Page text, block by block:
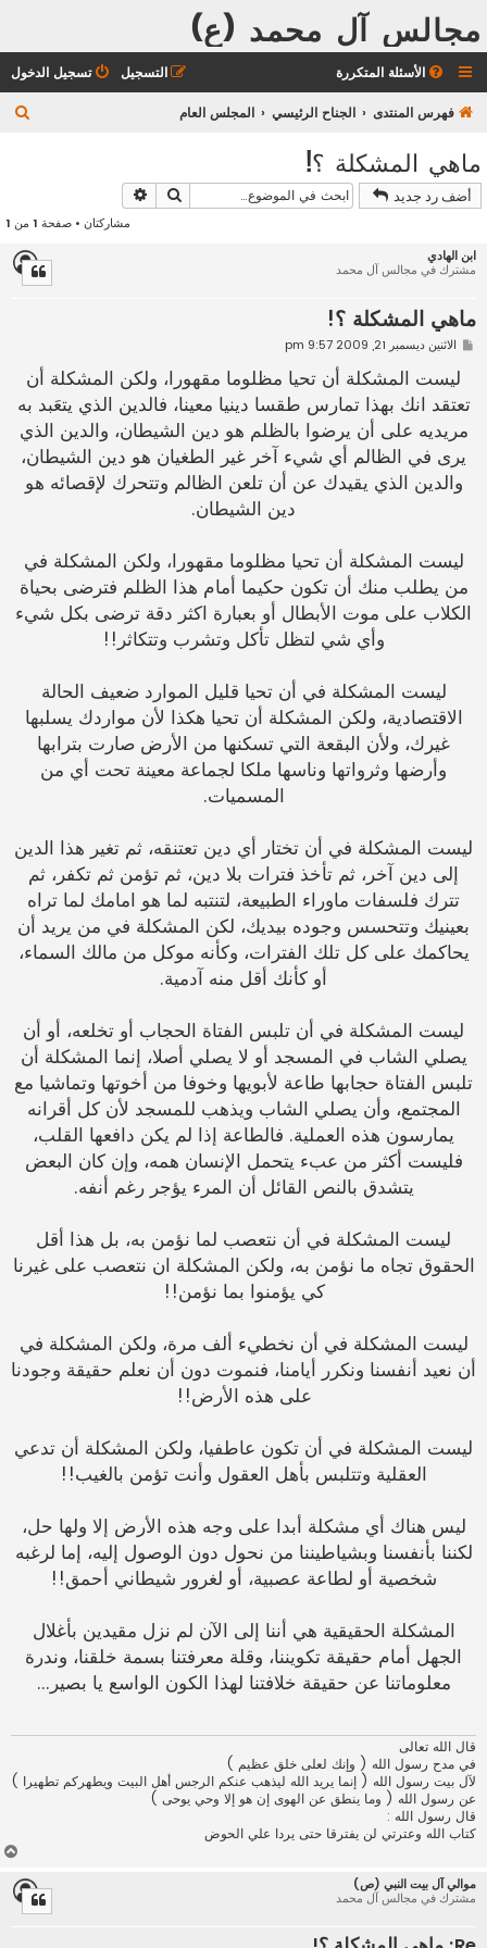
مجالس آل محمد (ع)
الأسئلة المتكررة تسجيل الدخول التسجيل
فهرس المنتدى الجناح الرئيسي المجلس العام
ماهي المشكلة ؟!
أضف رد جديد بحث
مشاركتان • صفحة 1 من 1
ابن الهادي
مشترك في مجالس آل محمد
ماهي المشكلة ؟!
م
ا
ر
ك
ة
الاثنين ديسمبر 21, 2009 9:57 pm
ليست المشكلة أن تحيا مظلوما مقهورا، ولكن المشكلة أن
تعتقد انك بهذا تمارس طقسا دينيا معينا، فالدين الذي يتعَبد به
مريديه على أن يرضوا بالظلم هو دين الشيطان، والدين الذي
يرى في الظالم أي شيء آخر غير الطغيان هو دين الشيطان،
والدين الذي يقيدك عن أن تلعن الظالم وتتحرك لإقصائه هو
دين الشيطان.
ليست المشكلة أن تحيا مظلوما مقهورا، ولكن المشكلة في
من يطلب منك أن تكون حكيما أمام هذا الظلم فترضى بحياة
الكلاب على موت الأبطال أو بعبارة اكثر دقة ترضى بكل شيء
وأي شي لتظل تأكل وتشرب وتتكاثر!!
ليست المشكلة في أن تحيا قليل الموارد ضعيف الحالة
الاقتصادية، ولكن المشكلة أن تحيا هكذا لأن مواردك يسلبها
غيرك، ولأن البقعة التي تسكنها من الأرض صارت بترابها
وأرضها وثرواتها وناسها ملكا لجماعة معينة تحت أي من
المسميات.
ليست المشكلة في أن تختار أي دين تعتنقه، ثم تغير هذا الدين
إلى دين آخر، ثم تأخذ فترات بلا دين، ثم تؤمن ثم تكفر، ثم
تترك فلسفات ماوراء الطبيعة، لتنتبه لما هو امامك لما تراه
بعينيك وتتحسس وجوده بيديك، لكن المشكلة في من يريد أن
يحاكمك على كل تلك الفترات، وكأنه موكل من مالك السماء،
أو كأنك أقل منه آدمية.
ليست المشكلة في أن تلبس الفتاة الحجاب أو تخلعه، أو أن
يصلي الشاب في المسجد أو لا يصلي أصلا، إنما المشكلة أن
تلبس الفتاة حجابها طاعة لأبويها وخوفا من أخوتها وتماشيا مع
المجتمع، وأن يصلي الشاب ويذهب للمسجد لأن كل أقرانه
يمارسون هذه العملية. فالطاعة إذا لم يكن دافعها القلب،
فليست أكثر من عبء يتحمل الإنسان همه، وإن كان البعض
يتشدق بالنص القائل أن المرء يؤجر رغم أنفه.
ليست المشكلة في أن نتعصب لما نؤمن به، بل هذا أقل
الحقوق تجاه ما نؤمن به، ولكن المشكلة ان نتعصب على غيرنا
كي يؤمنوا بما نؤمن!!
ليست المشكلة في أن نخطيء ألف مرة، ولكن المشكلة في
أن نعيد أنفسنا ونكرر أيامنا، فنموت دون أن نعلم حقيقة وجودنا
على هذه الأرض!!
ليست المشكلة في أن تكون عاطفيا، ولكن المشكلة أن تدعي
العقلية وتتلبس بأهل العقول وأنت تؤمن بالغيب!!
ليس هناك أي مشكلة أبدا على وجه هذه الأرض إلا ولها حل،
لكننا بأنفسنا وبشياطيننا من نحول دون الوصول إليه، إما لرغبه
شخصية أو لطاعة عصبية، أو لغرور شيطاني أحمق!!
المشكلة الحقيقية هي أننا إلى الآن لم نزل مقيدين بأغلال
الجهل أمام حقيقة تكويننا، وقلة معرفتنا بسمة خلقنا، وندرة
معلوماتنا عن حقيقة خلافتنا لهذا الكون الواسع يا بصير...
قال الله تعالى
في مدح رسول الله ( وإنك لعلى خلق عظيم )
لآل بيت رسول الله ( إنما يريد الله ليذهب عنكم الرجس أهل البيت ويطهركم تطهيرا )
عن رسول الله ( وما ينطق عن الهوى إن هو إلا وحي يوحى )
قال رسول الله :
كتاب الله وعترتي لن يفترقا حتى يردا علي الحوض
موالي آل بيت النبي (ص)
مشترك في مجالس آل محمد